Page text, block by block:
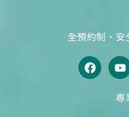
全預約制、安
F
a
c
Y
o
u
t
u
專